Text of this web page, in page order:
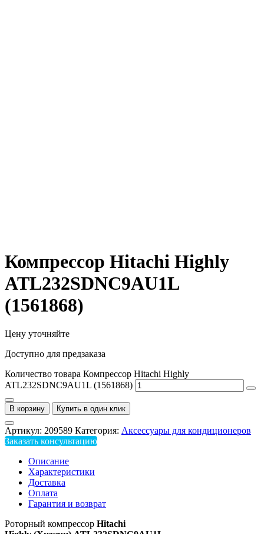
Компрессор Hitachi Highly
ATL232SDNC9AU1L
(1561868)
Цену уточняйте
Доступно для предзаказа
Количество товара Компрессор Hitachi Highly
ATL232SDNC9AU1L (1561868)
В корзину Купить в один клик
Артикул: 209589 Категория: Аксессуары для кондиционеров
Заказать консультацию
Описание
Характеристики
Доставка
Оплата
Гарантия и возврат
Роторный компрессор Hitachi